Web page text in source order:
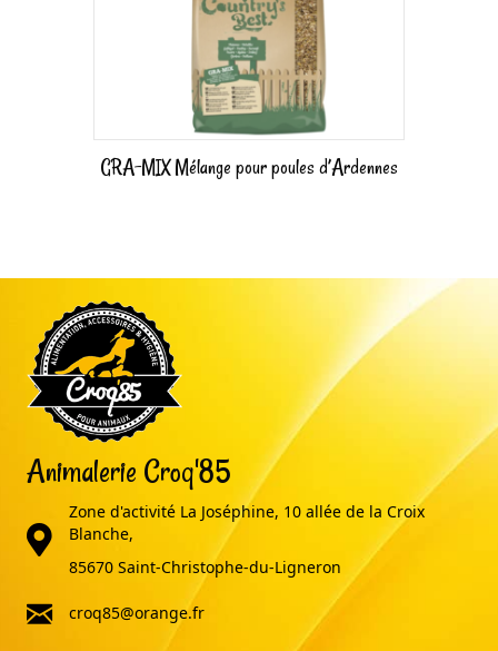
GRA-MIX Mélange pour poules d’Ardennes
Animalerie Croq'85
adresse
Zone d'activité La Joséphine, 10 allée de la Croix
Blanche,
85670 Saint-Christophe-du-Ligneron
email
croq85@orange.fr